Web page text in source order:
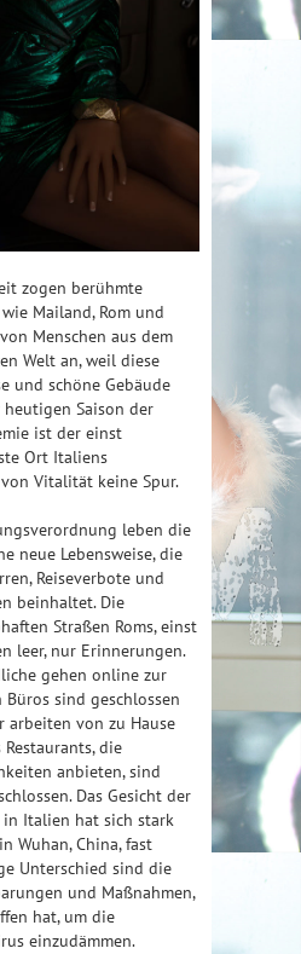
zogen berühmte
Mailand, Rom und
Menschen aus dem
Welt an, weil diese
und schöne Gebäude
Saison der
ist der einst
Ort Italiens
Vitalität keine Spur.
leben die
neue Lebensweise, die
Reiseverbote und
beinhaltet. Die
Straßen Roms, einst
leer, nur Erinnerungen.
gehen online zur
Büros sind geschlossen
von zu Hause
die
anbieten, sind
Das Gesicht der
Italien hat sich stark
Wuhan, China, fast
Unterschied sind die
und Maßnahmen,
hat, um die
einzudämmen.